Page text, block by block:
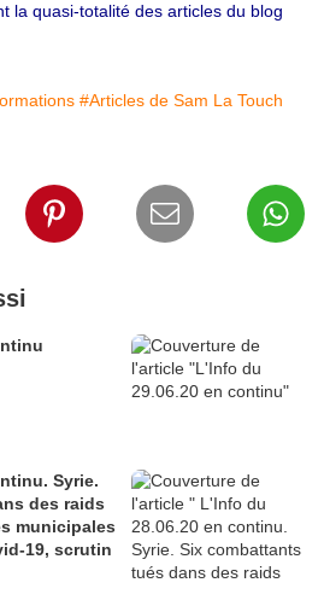
la quasi-totalité des articles du blog
#Articles de Sam La Touch
Syrie.
des raids
municipales
19, scrutin